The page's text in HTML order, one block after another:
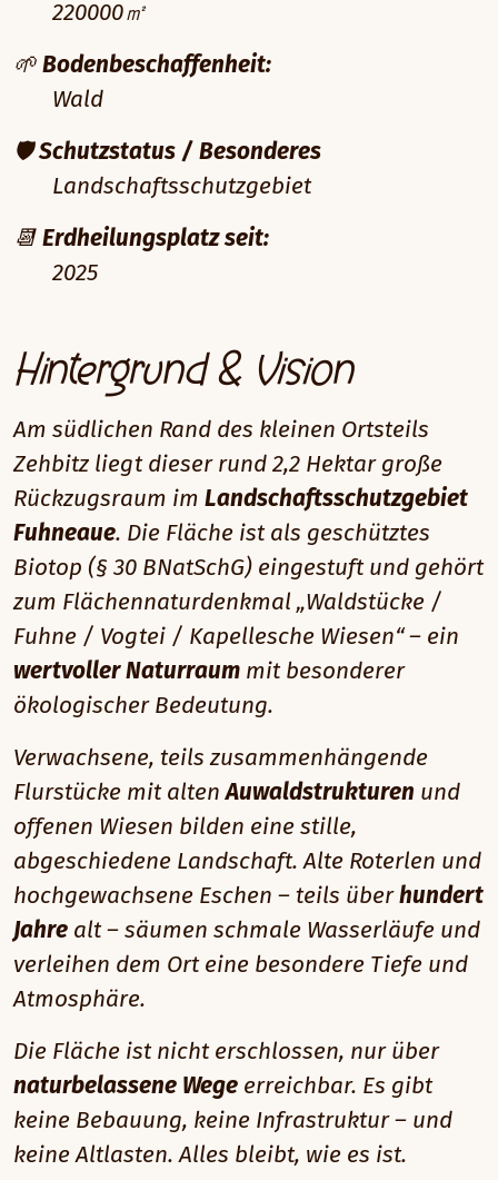
220000㎡
🌱 Bodenbeschaffenheit:
Wald
🛡️Schutzstatus / Besonderes
Landschaftsschutzgebiet
📆 Erdheilungsplatz seit:
2025
Hintergrund & Vision
Am südlichen Rand des kleinen Ortsteils
Zehbitz liegt dieser rund 2,2 Hektar große
Rückzugsraum im Landschaftsschutzgebiet
Fuhneaue. Die Fläche ist als geschütztes
Biotop (§ 30 BNatSchG) eingestuft und gehört
zum Flächennaturdenkmal „Waldstücke /
Fuhne / Vogtei / Kapellesche Wiesen“ – ein
wertvoller Naturraum mit besonderer
ökologischer Bedeutung.
Verwachsene, teils zusammenhängende
Flurstücke mit altenAuwaldstrukturen und
offenen Wiesen bilden eine stille,
abgeschiedene Landschaft. Alte Roterlen und
hochgewachsene Eschen – teils über hundert
Jahre alt – säumen schmale Wasserläufe und
verleihen dem Ort eine besondere Tiefe und
Atmosphäre.
Die Fläche ist nicht erschlossen, nur über
naturbelassene Wege erreichbar. Es gibt
keine Bebauung, keine Infrastruktur – und
keine Altlasten. Alles bleibt, wie es ist.